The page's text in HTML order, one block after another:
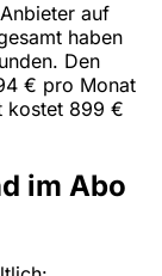
auf
haben
Den
€ pro Monat
kostet 899 €
im Abo